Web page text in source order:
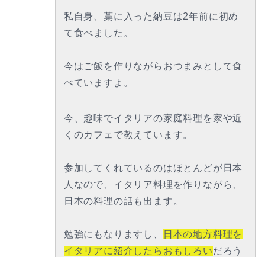
私自身、藁に入った納豆は2年前に初め
て食べました。
今はご飯を作りながらおつまみとして食
べていますよ。
今、趣味でイタリアの家庭料理を家や近
くのカフェで教えています。
参加してくれているのはほとんどが日本
人なので、イタリア料理を作りながら、
日本の料理の話も出ます。
勉強にもなりますし、
日本の地方料理を
イタリアに紹介したらおもしろいだろう